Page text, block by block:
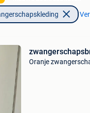
Oranje